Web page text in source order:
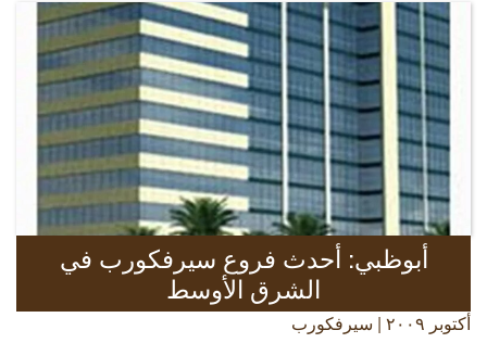
أبوظبي: أحدث فروع سيرفكورب في
الشرق الأوسط
أكتوبر ٢٠٠٩ | سيرفكورب